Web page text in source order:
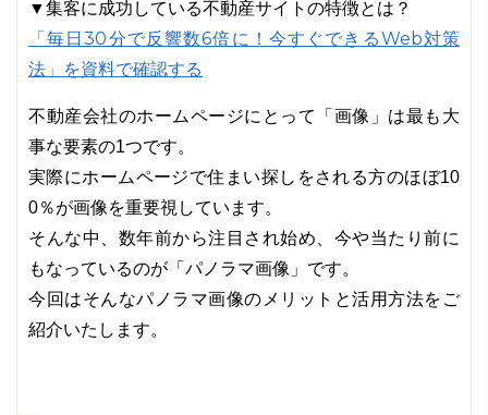
▼集客に成功している不動産サイトの特徴とは？
「毎日30分で反響数6倍に！今すぐできるWeb対策
法」を資料で確認する
不動産会社のホームページにとって「画像」は最も大
事な要素の1つです。
実際にホームページで住まい探しをされる方のほぼ10
0％が画像を重要視しています。
そんな中、数年前から注目され始め、今や当たり前に
もなっているのが「パノラマ画像」です。
今回はそんなパノラマ画像のメリットと活用方法をご
紹介いたします。